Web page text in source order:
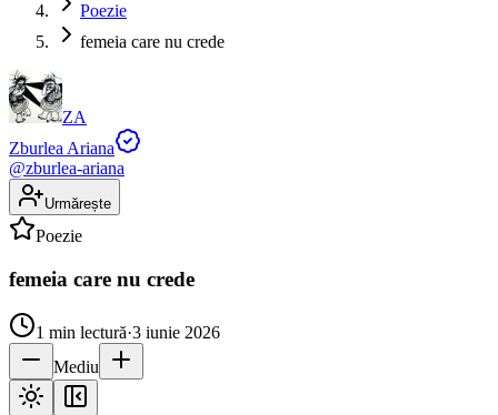
Poezie
femeia care nu crede
ZA
Zburlea Ariana
@zburlea-ariana
Urmărește
Poezie
femeia care nu crede
1 min lectură·3 iunie 2026
Mediu